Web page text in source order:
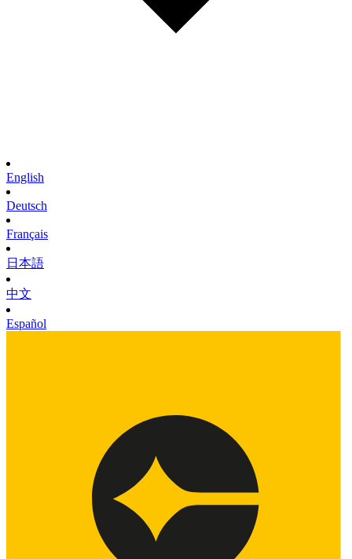
English
Deutsch
Français
日本語
中文
Español